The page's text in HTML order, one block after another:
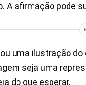
A afirmação pode
uma ilustração
seja uma
do que esperar.